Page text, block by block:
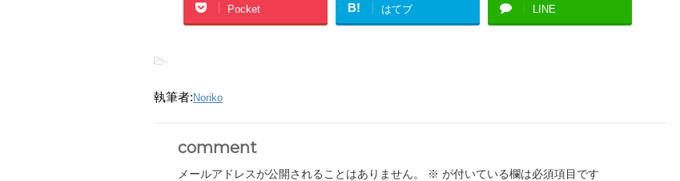
Pocket B! はてブ LINE
-
執筆者: Noriko
comment
メールアドレスが公開されることはありません。 ※ が付いている欄は必須項目です